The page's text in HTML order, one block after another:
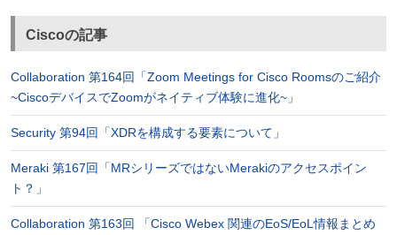
Ciscoの記事
Collaboration 第164回「Zoom Meetings for Cisco Roomsのご紹介
~CiscoデバイスでZoomがネイティブ体験に進化~」
Security 第94回「XDRを構成する要素について」
Meraki 第167回「MRシリーズではないMerakiのアクセスポイン
ト？」
Collaboration 第163回 「Cisco Webex 関連のEoS/EoL情報まとめ